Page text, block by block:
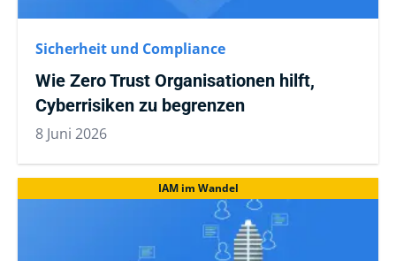
Sicherheit und Compliance
Wie Zero Trust Organisationen hilft,
Cyberrisiken zu begrenzen
8 Juni 2026
IAM im Wandel